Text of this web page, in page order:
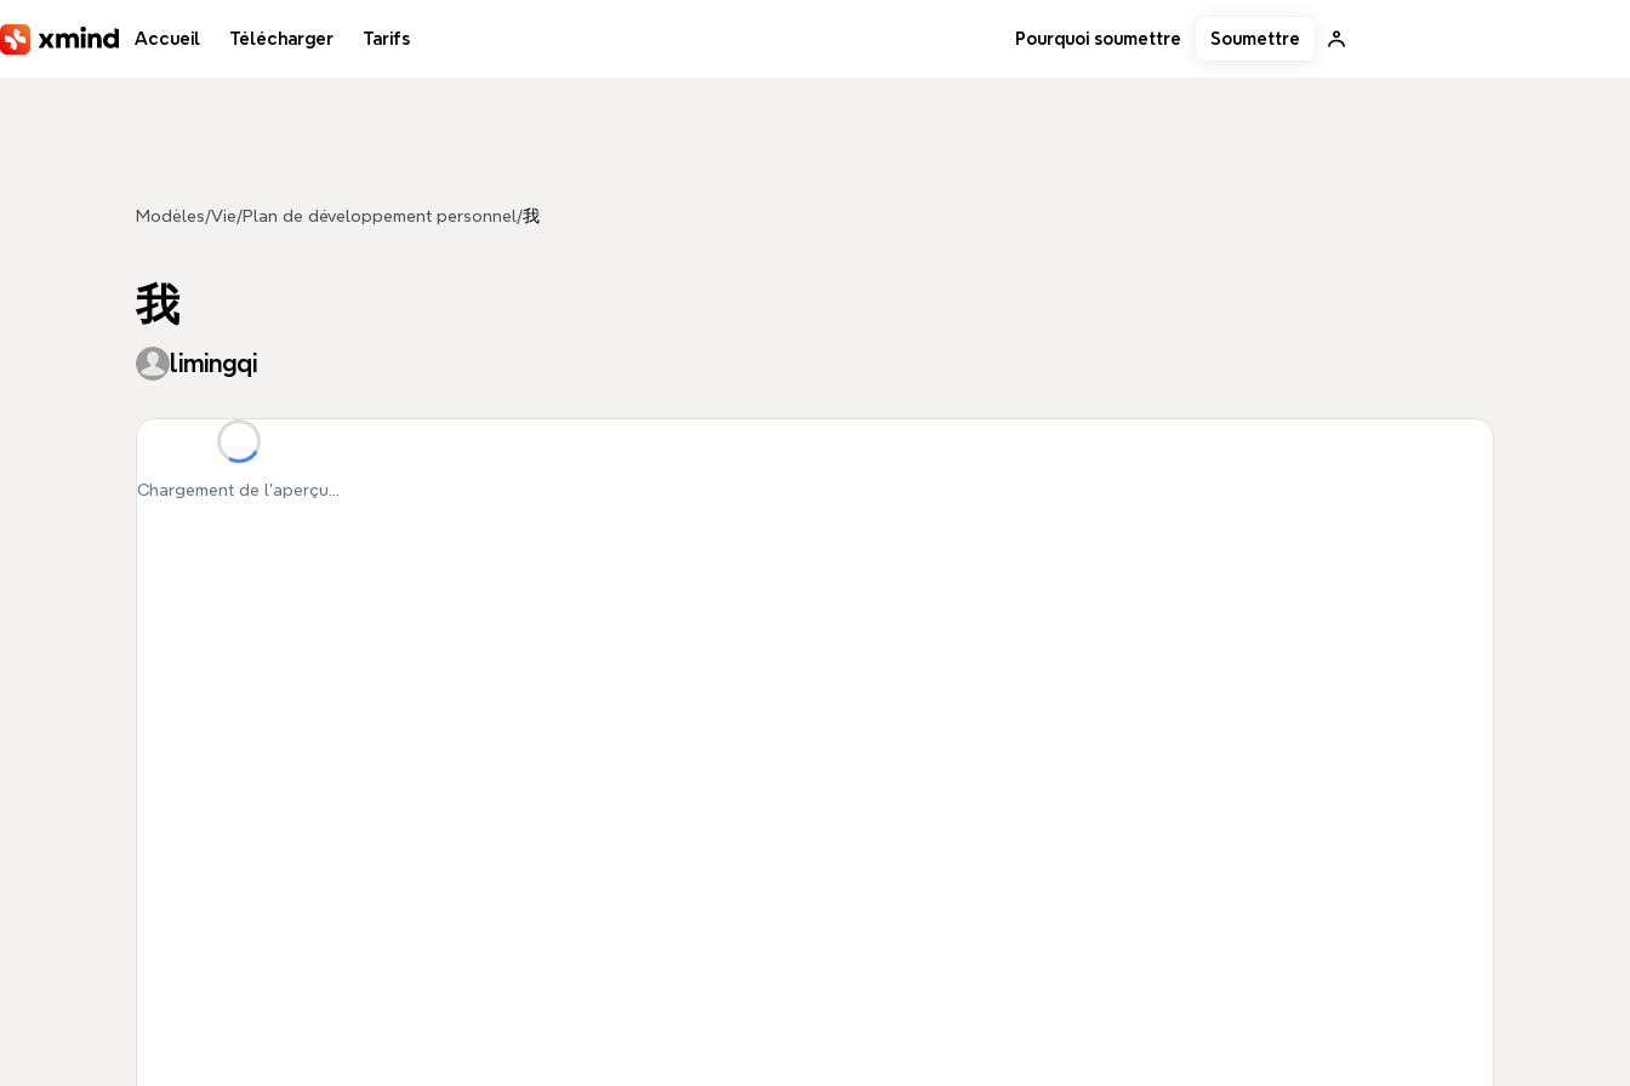
Accueil Télécharger Tarifs Pourquoi soumettre Soumettre
Modèles/Vie/Plan de développement personnel/我
我
limingqi
Chargement de l'aperçu...